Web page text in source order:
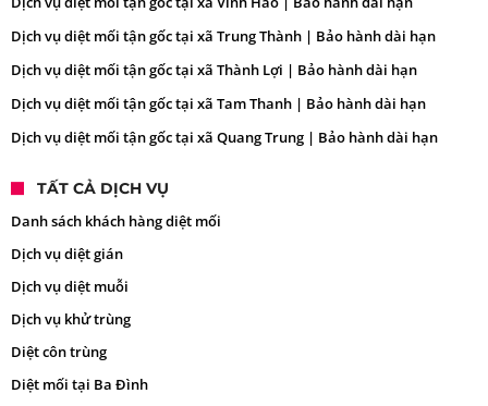
Dịch vụ diệt mối tận gốc tại xã Trung Thành | Bảo hành dài hạn
Dịch vụ diệt mối tận gốc tại xã Thành Lợi | Bảo hành dài hạn
Dịch vụ diệt mối tận gốc tại xã Tam Thanh | Bảo hành dài hạn
Dịch vụ diệt mối tận gốc tại xã Quang Trung | Bảo hành dài hạn
TẤT CẢ DỊCH VỤ
Danh sách khách hàng diệt mối
Dịch vụ diệt gián
Dịch vụ diệt muỗi
Dịch vụ khử trùng
Diệt côn trùng
Diệt mối tại Ba Đình